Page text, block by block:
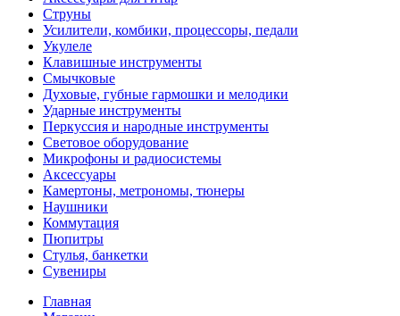
Струны
Усилители, комбики, процессоры, педали
Укулеле
Клавишные инструменты
Смычковые
Духовые, губные гармошки и мелодики
Ударные инструменты
Перкуссия и народные инструменты
Световое оборудование
Микрофоны и радиосистемы
Аксессуары
Камертоны, метрономы, тюнеры
Наушники
Коммутация
Пюпитры
Стулья, банкетки
Сувениры
Главная